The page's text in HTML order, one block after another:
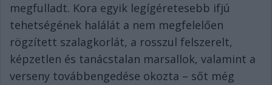
megfulladt. Kora egyik legígéretesebb ifjú
tehetségének halálát a nem megfelelően
rögzített szalagkorlát, a rosszul felszerelt,
képzetlen és tanácstalan marsallok, valamint a
verseny továbbengedése okozta – sőt még